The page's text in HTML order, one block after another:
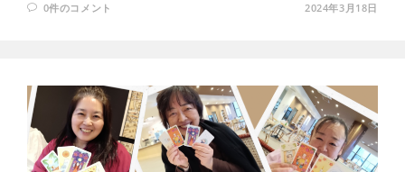
0件のコメント 2024年3月18日